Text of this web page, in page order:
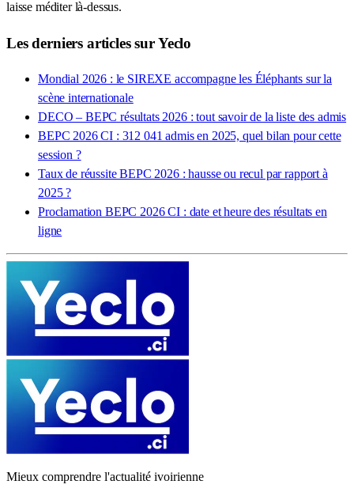
laisse méditer là-dessus.
Les derniers articles sur Yeclo
Mondial 2026 : le SIREXE accompagne les Éléphants sur la
scène internationale
DECO – BEPC résultats 2026 : tout savoir de la liste des admis
BEPC 2026 CI : 312 041 admis en 2025, quel bilan pour cette
session ?
Taux de réussite BEPC 2026 : hausse ou recul par rapport à
2025 ?
Proclamation BEPC 2026 CI : date et heure des résultats en
ligne
Mieux comprendre l'actualité ivoirienne